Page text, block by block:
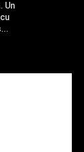
Un